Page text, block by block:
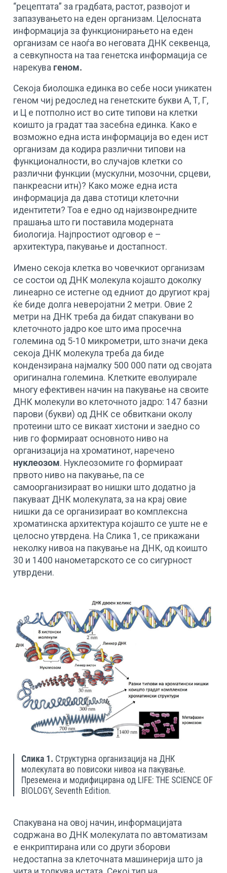
“рецептата” за градбата, растот, развојот и
запазувањето на еден организам. Целoсната
информација за функционирањето на еден
организам се наоѓа во неговата ДНК секвенца,
а севкупноста на таа генетска информација се
нарекува геном.
Секоја биолошка единка во себе носи уникатен
геном чиј редослед на генетските букви А, Т, Г,
и Ц е потполно ист во сите типови на клетки
коишто ја градат таа засебна единка. Како е
возможно една иста информација во еден ист
организам да кодира различни типови на
функционалности, во случајов клетки со
различни функции (мускулни, мозочни, срцеви,
панкреасни итн)? Како може една иста
информација да дава стотици клеточни
идентитети? Тоа е едно од најизвонредните
прашања што ги поставила модерната
биологија. Најпростиот одговор е –
архитектура, пакување и достапност.
Имено секоја клетка во човечкиот организам
се состои од ДНК молекула којашто доколку
линеарно се истегне од едниот до другиот крај
ќе биде долга неверојатни 2 метри. Овие 2
метри на ДНК треба да бидат спакувани во
клеточното јадро кое што има просечна
големина од 5-10 микрометри, што значи дека
секоја ДНК молекула треба да биде
кондензирана најмалку 500 000 пати од својата
оригинална големина. Клетките еволуирале
многу ефективен начин на пакување на своите
ДНК молекули во клеточното јадро: 147 базни
парови (букви) од ДНК се обвиткани околу
протеини што се викаат хистони и заедно со
нив го формираат основното ниво на
организација на хроматинот, наречено
нуклеозом. Нуклеозомите го формираат
првото ниво на пакување, па се
самоорганизираат во нишки што додатно ја
пакуваат ДНК молекулата, за на крај овие
нишки да се организираат во комплексна
хроматинска архитектура којашто се уште не е
целосно утврдена. На Слика 1, се прикажани
неколку нивоа на пакување на ДНК, од коишто
30 и 1400 нанометарското се со сигурност
утврдени.
Слика 1. Структурна организација на ДНК
молекулата во повисоки нивоа на пакување.
Преземена и модифицирана од LIFE: THE SCIENCE OF
BIOLOGY, Seventh Edition.
Спакувана на овој начин, информацијата
содржана во ДНК молекулата по автоматизам
е енкриптирана или со други зборови
недостапна за клеточната машинерија што ја